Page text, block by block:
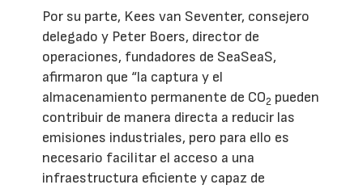
Por su parte, Kees van Seventer, consejero
delegado y Peter Boers, director de
operaciones, fundadores de SeaSeaS,
afirmaron que “la captura y el
almacenamiento permanente de CO2 pueden
contribuir de manera directa a reducir las
emisiones industriales, pero para ello es
necesario facilitar el acceso a una
infraestructura eficiente y capaz de